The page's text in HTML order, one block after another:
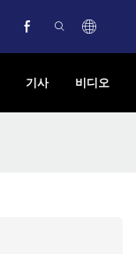
기사 비디오